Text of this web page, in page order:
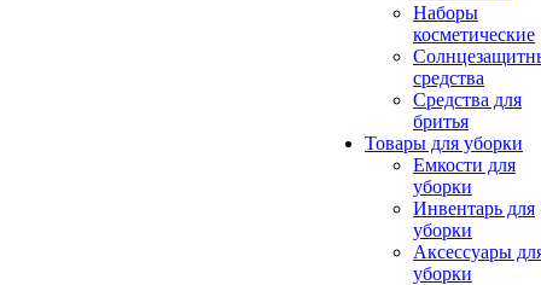
Наборы
косметические
средства
Средства для
бритья
Товары для уборки
Емкости для
уборки
Инвентарь для
уборки
Аксессуары
уборки